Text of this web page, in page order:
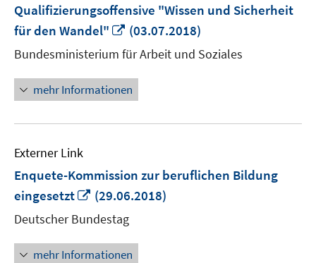
Qualifizierungsoffensive "Wissen und Sicherheit
für den Wandel"
In
neuem
Fenster
öffnen
(03.07.2018)
Bundesministerium für Arbeit und Soziales
mehr Informationen
Externer Link
Enquete-Kommission zur beruf­lichen Bildung
eingesetzt
In
neuem
Fenster
öffnen
(29.06.2018)
Deutscher Bundestag
mehr Informationen